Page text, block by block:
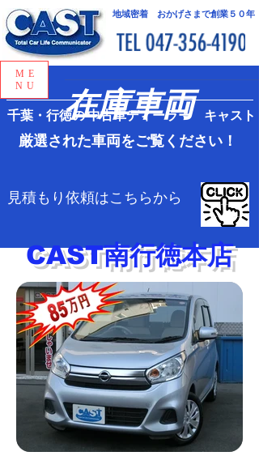
地域密着 おかげさまで創業５０年
千葉・行徳の中古車ディーラー キャスト
ME
NU
​在庫車両
厳選された車両をご覧ください！
見積もり依頼はこちらから
CAST南行徳本店